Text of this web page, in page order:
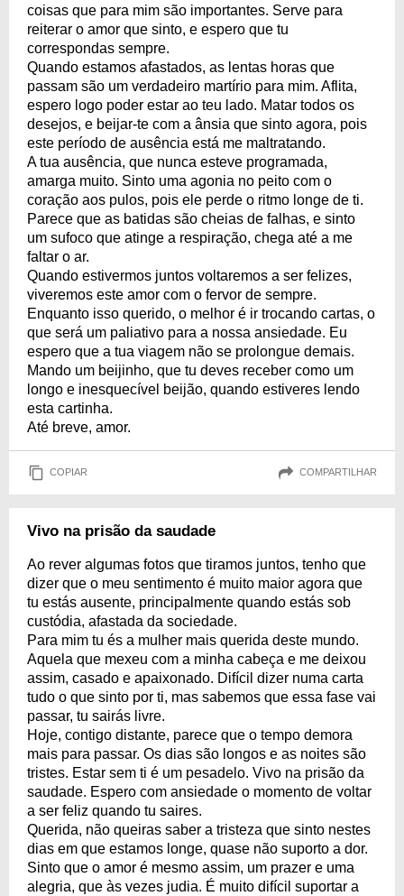
coisas que para mim são importantes. Serve para
reiterar o amor que sinto, e espero que tu
correspondas sempre.
Quando estamos afastados, as lentas horas que
passam são um verdadeiro martírio para mim. Aflita,
espero logo poder estar ao teu lado. Matar todos os
desejos, e beijar-te com a ânsia que sinto agora, pois
este período de ausência está me maltratando.
A tua ausência, que nunca esteve programada,
amarga muito. Sinto uma agonia no peito com o
coração aos pulos, pois ele perde o ritmo longe de ti.
Parece que as batidas são cheias de falhas, e sinto
um sufoco que atinge a respiração, chega até a me
faltar o ar.
Quando estivermos juntos voltaremos a ser felizes,
viveremos este amor com o fervor de sempre.
Enquanto isso querido, o melhor é ir trocando cartas, o
que será um paliativo para a nossa ansiedade. Eu
espero que a tua viagem não se prolongue demais.
Mando um beijinho, que tu deves receber como um
longo e inesquecível beijão, quando estiveres lendo
esta cartinha.
Até breve, amor.
COPIAR COMPARTILHAR
Vivo na prisão da saudade
Ao rever algumas fotos que tiramos juntos, tenho que
dizer que o meu sentimento é muito maior agora que
tu estás ausente, principalmente quando estás sob
custódia, afastada da sociedade.
Para mim tu és a mulher mais querida deste mundo.
Aquela que mexeu com a minha cabeça e me deixou
assim, casado e apaixonado. Difícil dizer numa carta
tudo o que sinto por ti, mas sabemos que essa fase vai
passar, tu sairás livre.
Hoje, contigo distante, parece que o tempo demora
mais para passar. Os dias são longos e as noites são
tristes. Estar sem ti é um pesadelo. Vivo na prisão da
saudade. Espero com ansiedade o momento de voltar
a ser feliz quando tu saires.
Querida, não queiras saber a tristeza que sinto nestes
dias em que estamos longe, quase não suporto a dor.
Sinto que o amor é mesmo assim, um prazer e uma
alegria, que às vezes judia. É muito difícil suportar a